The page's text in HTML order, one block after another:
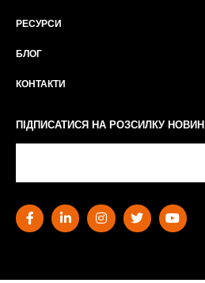
РЕСУРСИ
БЛОГ
КОНТАКТИ
ПІДПИСАТИСЯ НА РОЗСИЛКУ НОВИН